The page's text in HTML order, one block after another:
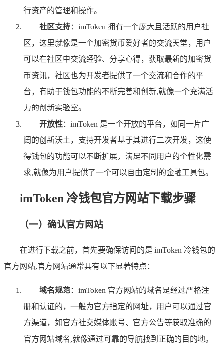
行资产的管理和操作。
社区支持：imToken 拥有一个庞大且活跃的用户社
区，这里就像是一个加密货币爱好者的交流天堂，用户
可以在社区中交流经验、分享心得，获取最新的加密货
币资讯，社区也为开发者提供了一个交流和合作的平
台，有助于钱包功能的不断完善和创新,就像一个充满活
力的创新实验室。
开放性：imToken 是一个开放的平台，如同一片广
阔的创新沃土，支持开发者基于其进行二次开发，这使
得钱包的功能可以不断扩展，满足不同用户的个性化需
求,就像为用户提供了一个可以自由定制的金融工具包。
imToken 冷钱包官方网站下载步骤
（一）确认官方网站
在进行下载之前，首先要确保访问的是 imToken 冷钱包的
官方网站,官方网站通常具有以下显著特点：
域名规范：imToken 官方网站的域名是经过严格注
册和认证的，一般为官方指定的网址，用户可以通过官
方渠道，如官方社交媒体账号、官方公告等获取准确的
官方网站域名,就像通过可靠的导航找到正确的目的地。